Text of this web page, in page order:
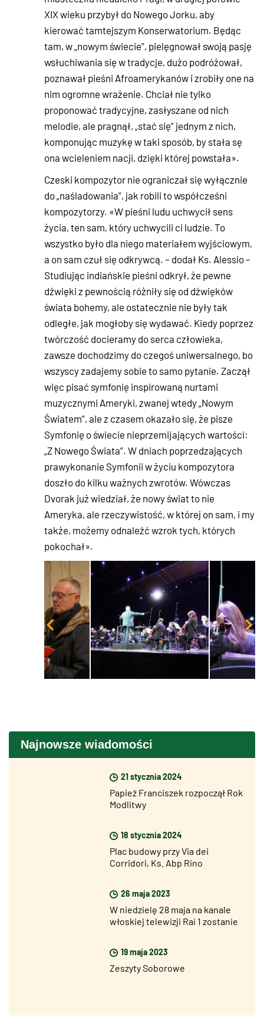
XIX wieku przybył do Nowego Jorku, aby
kierować tamtejszym Konserwatorium. Będąc
tam, w „nowym świecie”, pielęgnował swoją pasję
wsłuchiwania się w tradycje, dużo podróżował,
poznawał pieśni Afroamerykanów i zrobiły one na
nim ogromne wrażenie. Chciał nie tylko
proponować tradycyjne, zasłyszane od nich
melodie, ale pragnął, „stać się” jednym z nich,
komponując muzykę w taki sposób, by stała sę
ona wcieleniem nacji, dzięki której powstała».
Czeski kompozytor nie ograniczał się wyłącznie
do „naśladowania”, jak robili to współcześni
kompozytorzy. «W pieśni ludu uchwycił sens
życia, ten sam, który uchwycili ci ludzie. To
wszystko było dla niego materiałem wyjściowym,
a on sam czuł się odkrywcą. – dodał Ks. Alessio –
Studiując indiańskie pieśni odkrył, że pewne
dźwięki z pewnością różniły się od dźwięków
świata bohemy, ale ostatecznie nie były tak
odległe, jak mogłoby się wydawać. Kiedy poprzez
twórczość docieramy do serca człowieka,
zawsze dochodzimy do czegoś uniwersalnego, bo
wszyscy zadajemy sobie to samo pytanie. Zaczął
więc pisać symfonię inspirowaną nurtami
muzycznymi Ameryki, zwanej wtedy „Nowym
Światem”, ale z czasem okazało się, że pisze
Symfonię o świecie nieprzemijających wartości:
„Z Nowego Świata”. W dniach poprzedzających
prawykonanie Symfonii w życiu kompozytora
doszło do kilku ważnych zwrotów. Wówczas
Dvorak już wiedział, że nowy świat to nie
Ameryka, ale rzeczywistość, w której on sam, i my
także, możemy odnaleźć wzrok tych, których
pokochał».
Najnowsze wiadomości
21 stycznia 2024
Papież Franciszek rozpoczął Rok
Modlitwy
18 stycznia 2024
Plac budowy przy Via dei
Corridori, Ks. Abp Rino
26 maja 2023
W niedzielę 28 maja na kanale
włoskiej telewizji Rai 1 zostanie
202519 maja 2023
Zeszyty Soborowe